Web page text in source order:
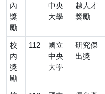
內
獎
勵
中央
大學
越人才
獎勵
校
內
獎
勵
112
國立
中央
大學
研究傑
出獎